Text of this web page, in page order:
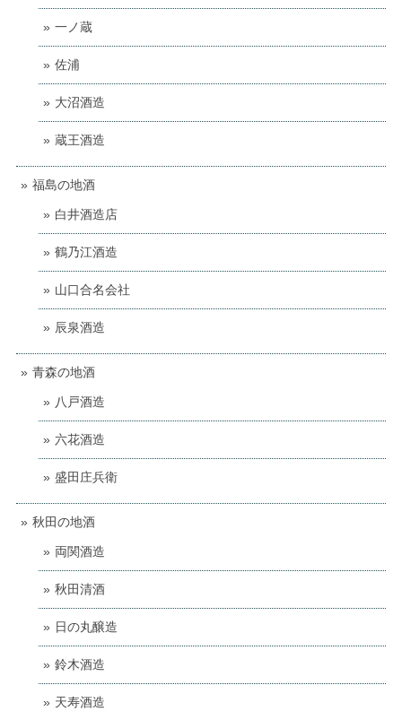
一ノ蔵
佐浦
大沼酒造
蔵王酒造
福島の地酒
白井酒造店
鶴乃江酒造
山口合名会社
辰泉酒造
青森の地酒
八戸酒造
六花酒造
盛田庄兵衛
秋田の地酒
両関酒造
秋田清酒
日の丸醸造
鈴木酒造
天寿酒造